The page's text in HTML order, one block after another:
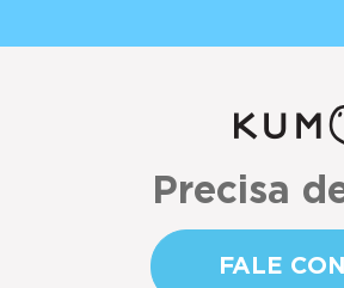
Precisa
FALE